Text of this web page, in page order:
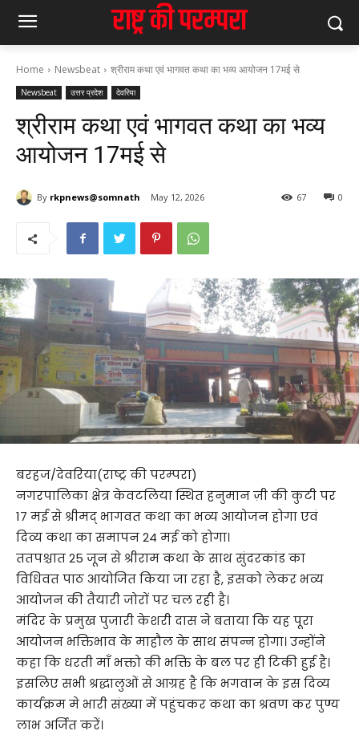
Home Newsbeat श्रीराम कथा एवं भागवत कथा का भव्य आयोजन 17मई से
Newsbeat उत्तर प्रदेश देवरिया
श्रीराम कथा एवं भागवत कथा का भव्य
आयोजन 17मई से
By rkpnews@somnath May 12, 2026 0
67
बरहज/देवरिया(राष्ट्र की परम्परा)
नगरपालिका क्षेत्र केवटलिया स्थित हनुमान ज़ी की कुटी पर
17 मई से श्रीमद् भागवत कथा का भव्य आयोजन होगा एवं
दिव्य कथा का समापन 24 मई को होगा।
ततपश्चात 25 जून से श्रीराम कथा के साथ सुंदरकांड का
विधिवत पाठ आयोजित किया जा रहा है, इसको लेकर भव्य
आयोजन की तैयारी जोरों पर चल रही है।
मंदिर के प्रमुख पुजारी केशरी दास ने बताया कि यह पूरा
आयोजन भक्तिभाव के माहौल के साथ संपन्न होगा। उन्होंने
कहा कि धरती माँ भक्तो की भक्ति के बल पर ही टिकी हुई है।
इसलिए सभी श्रद्धालुओं से आग्रह है कि भगवान के इस दिव्य
कार्यक्रम मे भारी संख्या में पहुंचकर कथा का श्रवण कर पुण्य
लाभ अर्जित करें।